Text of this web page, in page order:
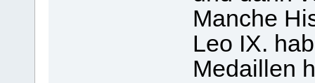
Manche
Leo IX.
Medaillen